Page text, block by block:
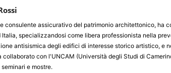
consulente assicurativo del patrimonio architettonico, ha
Italia, specializzandosi come libera professionista nella
antisismica degli edifici di interesse storico artistico, e
collaborato con l'UNCAM (Università degli Studi di
e mostre.